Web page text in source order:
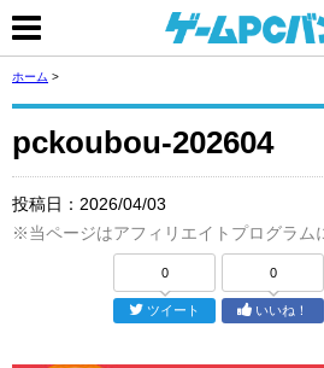
ホーム >
pckoubou-202604
投稿日： 2026/04/03
※当ページはアフィリエイトプログラム
0
ツイート
0
いいね！